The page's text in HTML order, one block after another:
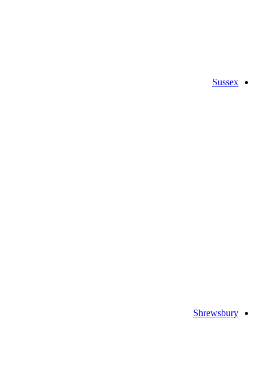
Sussex
Shrewsbury